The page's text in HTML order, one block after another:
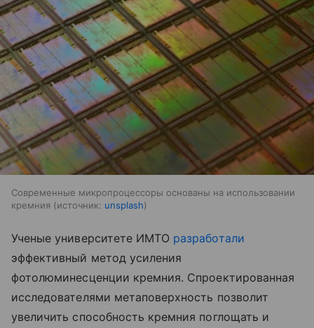
Современные микропроцессоры основаны на использовании
кремния
источник: unsplash
Ученые университете ИМТО разработали
эффективный метод усиления
фотолюминесценции кремния. Спроектированная
исследователями метаповерхность позволит
увеличить способность кремния поглощать и